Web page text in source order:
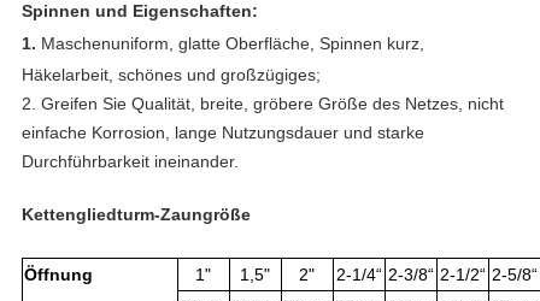
Spinnen und Eigenschaften:
1. Maschenuniform, glatte Oberfläche, Spinnen kurz,
Häkelarbeit, schönes und großzügiges;
2. Greifen Sie Qualität, breite, gröbere Größe des Netzes, nicht
einfache Korrosion, lange Nutzungsdauer und starke
Durchführbarkeit ineinander.
Kettengliedturm-Zaungröße
Öffnung 1" 1,5" 2" 2-1/4“ 2-3/8“ 2-1/2“ 2-5/8“